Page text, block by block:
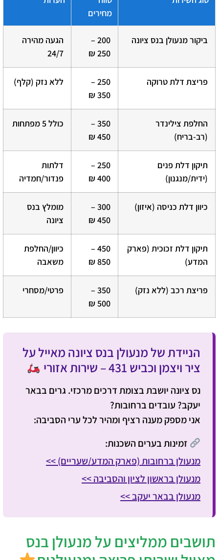
מחירים
ביקור מנעולן בנס ציונה
200 –
250 ₪
הגעה מהירה
24/7
פריצת דלת טרוקה
250 –
350 ₪
ללא נזק (קלף)
החלפת צילינדר
(רב-בריח)
350 –
450 ₪
כולל 5 מפתחות
תיקון דלת פנים
(ידית/מנגנון)
250 –
400 ₪
דלתות
פנדור/חמדיה
כיוון דלת כניסה (איזון)
300 –
450 ₪
מומלץ בנס
ציונה
תיקון דלת זכוכית (פארק
המדע)
450 –
850 ₪
כיוון/החלפת
משאבה
פריצת רכב (ללא נזק)
350 –
500 ₪
פרטי/מסחרי
הניידת של מנעולן בנס ציונה מאייל על
ציר ויצמן וכביש 431 – שירות אזורי
נס ציונה יושבת בצומת דרכים מרכזי. גרים בבאר
יעקב? עובדים ברחובות?
אני מספק מענה רציף ומהיר לכל ערי הסביבה:
זמינות בערים השכנות:
מנעולן ברחובות (פארק המדע/שעריים) >>
מנעולן בראשון לציון והסביבה >>
מנעולן בבאר יעקב >>
תושבים ממליצים על מנעולן בנס